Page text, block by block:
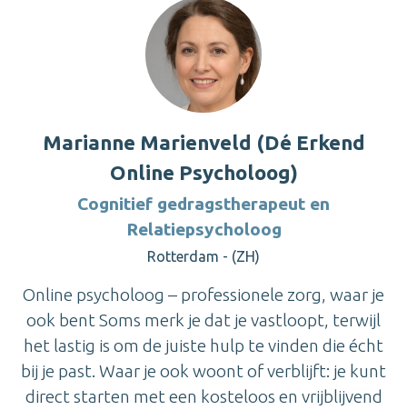
Marianne Marienveld (Dé Erkend
Online Psycholoog)
Cognitief gedragstherapeut en
Relatiepsycholoog
Rotterdam - (ZH)
Online psycholoog – professionele zorg, waar je
ook bent Soms merk je dat je vastloopt, terwijl
het lastig is om de juiste hulp te vinden die écht
bij je past. Waar je ook woont of verblijft: je kunt
direct starten met een kosteloos en vrijblijvend